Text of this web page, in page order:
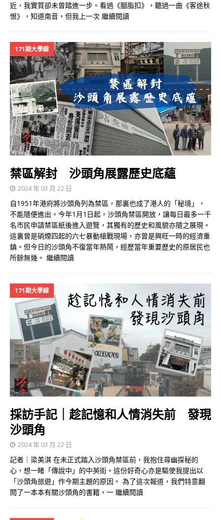
近，我實質卻未曾踏進一步。看過《胭脂扣》，聽過一曲《客途秋
恨》，知道南音，但我上一次 繼續閱讀
171期大學線
禁區解封 沙頭角展露歷史底蘊
2024 年 03 月 22 日
自1951年港府將沙頭角列為禁區，那裏也成了港人的「秘境」，
不能隨便進出。今年1月1日起，沙頭角禁區開放，讓每日最多一千
名市民申請禁區紙後進入遊覽，其獨有的歷史和風貌亦隨之展現。
這裏曾是硝煙四起的六七暴動槍戰現場，亦曾是興旺一時的經濟重
鎮。但今日的沙頭角不復當年熱鬧，經歷當年重要歷史的原居民也
所餘無幾。 繼續閱讀
171期大學線
採訪手記｜趁記憶和人情消失前 發現
沙頭角
2024 年 03 月 22 日
記者｜梁美淇 在未正式踏入沙頭角禁區前，我抱住尋幽探秘的
心，想一睹「傳說中」的中英街。這份好奇心亦是驅使我提出以
「沙頭角旅遊」作今期主題的原因。 為了這次報道，我們特意翻
閱了一本本有關沙頭角的書籍，一 繼續閱讀